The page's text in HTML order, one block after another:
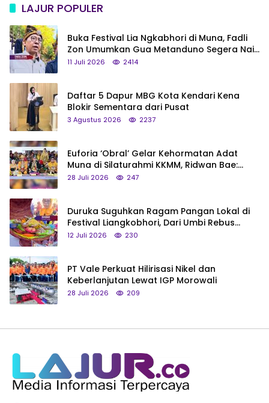
LAJUR POPULER
Buka Festival Lia Ngkabhori di Muna, Fadli
Zon Umumkan Gua Metanduno Segera Naik
Status Jadi Cagar Budaya Nasional
11 Juli 2026 2414
Daftar 5 Dapur MBG Kota Kendari Kena
Blokir Sementara dari Pusat
3 Agustus 2026 2237
Euforia ‘Obral’ Gelar Kehormatan Adat
Muna di Silaturahmi KKMM, Ridwan Bae:
Saya Bukan Tipe Begitu, Belum Pantas!
28 Juli 2026 247
Duruka Suguhkan Ragam Pangan Lokal di
Festival Liangkobhori, Dari Umbi Rebus
hingga Tumpeng Beras Muna
12 Juli 2026 230
PT Vale Perkuat Hilirisasi Nikel dan
Keberlanjutan Lewat IGP Morowali
28 Juli 2026 209